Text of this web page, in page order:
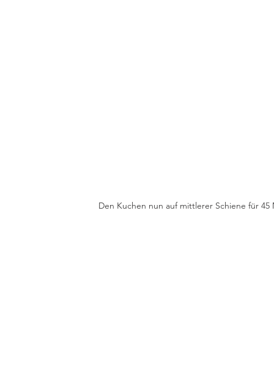
Den Kuchen nun auf mittlerer Schiene für